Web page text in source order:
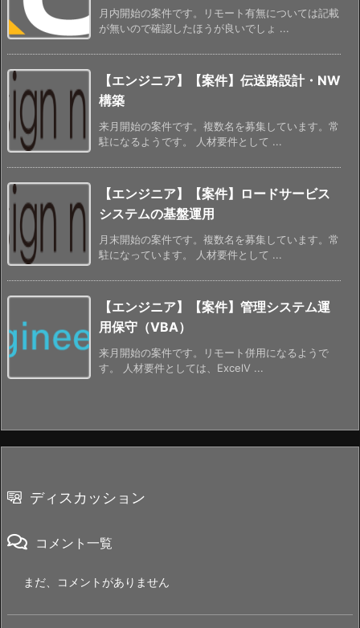
月内開始の案件です。リモート有無については記載
が無いので確認したほうが良いでしょ ...
【エンジニア】【案件】伝送路設計・NW
構築
来月開始の案件です。複数名を募集しています。常
駐になるようです。 人材要件として ...
【エンジニア】【案件】ロードサービス
システムの基盤運用
月末開始の案件です。複数名を募集しています。常
駐になっています。 人材要件として ...
【エンジニア】【案件】管理システム運
用保守（VBA）
来月開始の案件です。リモート併用になるようで
す。 人材要件としては、ExcelV ...
ディスカッション
コメント一覧
まだ、コメントがありません